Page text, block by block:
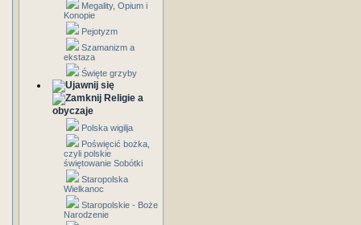
Megality, Opium i
Konopie
Pejotyzm
Szamanizm a
ekstaza
Święte grzyby
Religie a
obyczaje
Polska wigilja
Poświęcić bożka,
czyli polskie
świętowanie Sobótki
Staropolska
Wielkanoc
Staropolskie - Boże
Narodzenie